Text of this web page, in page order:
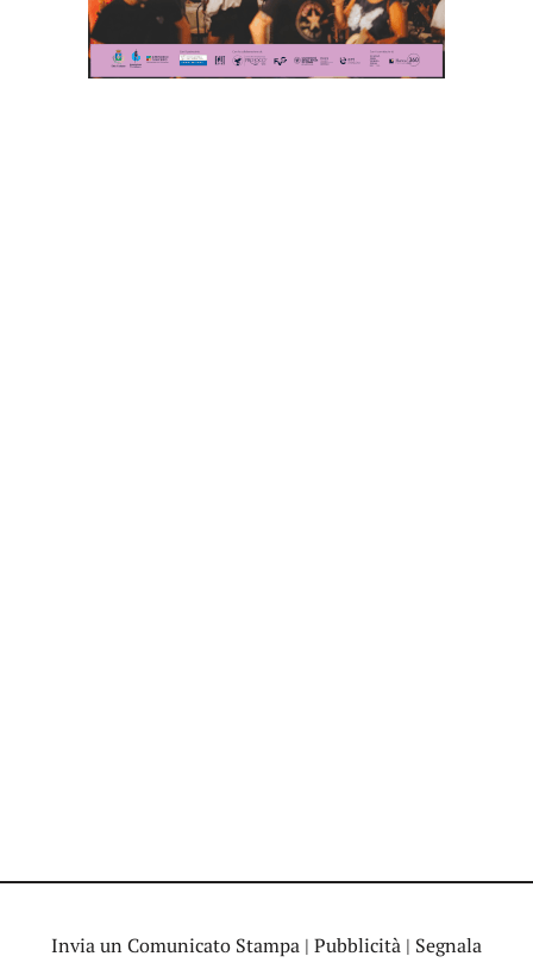
Invia un Comunicato Stampa | Pubblicità | Segnala